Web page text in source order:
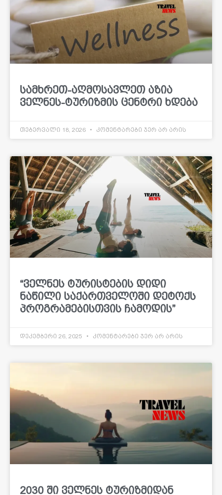
სამხრეთ-აღმოსავლეთ აზია
ველნეს-ტურიზმის ცენტრი ხდება
თებერვალი 18, 2026 კომენტარები ჯერ არ არის
“ველნეს ტურისტების დიდი
ნაწილი საქართველოში დეტოქს
პროგრამებისთვის ჩამოდის”
დეკემბერი 26, 2025 კომენტარები ჯერ არ არის
2030 ში ველნეს ტურიზმიდან